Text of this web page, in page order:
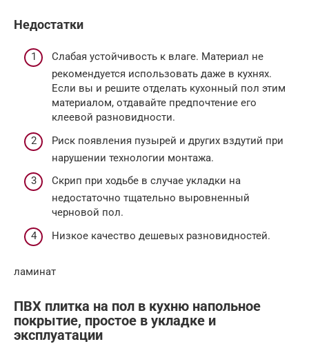
Недостатки
Слабая устойчивость к влаге. Материал не
рекомендуется использовать даже в кухнях.
Если вы и решите отделать кухонный пол этим
материалом, отдавайте предпочтение его
клеевой разновидности.
Риск появления пузырей и других вздутий при
нарушении технологии монтажа.
Скрип при ходьбе в случае укладки на
недостаточно тщательно выровненный
черновой пол.
Низкое качество дешевых разновидностей.
ламинат
ПВХ плитка на пол в кухню напольное
покрытие, простое в укладке и
эксплуатации